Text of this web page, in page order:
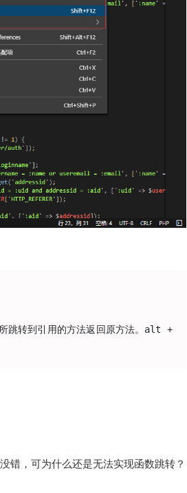
转到引用的方法返回原方法。alt +
错，可为什么还是无法实现函数跳转？